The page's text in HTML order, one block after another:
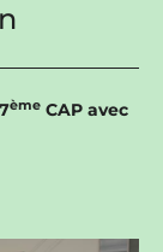
ème CAP avec